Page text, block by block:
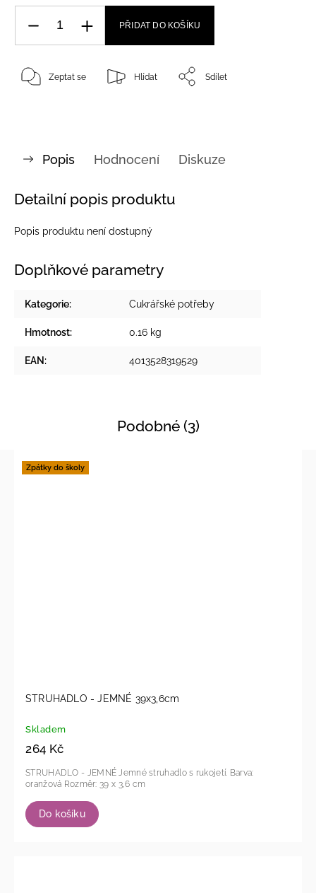
PŘIDAT DO KOŠÍKU
Zeptat se Hlídat Sdílet
Popis Hodnocení Diskuze
Detailní popis produktu
Popis produktu není dostupný
Doplňkové parametry
Kategorie: Cukrářské potřeby
Hmotnost: 0.16 kg
EAN: 4013528319529
Podobné (3)
Zpátky do školy
STRUHADLO - JEMNÉ 39x3,6cm
Skladem
264 Kč
Do košíku
STRUHADLO - JEMNÉ Jemné struhadlo s rukojetí. Barva:
oranžová Rozměr: 39 x 3,6 cm